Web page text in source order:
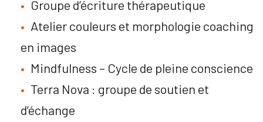
Groupe d’écriture thérapeutique
Atelier couleurs et morphologie coaching
en images
Mindfulness – Cycle de pleine conscience
Terra Nova : groupe de soutien et
d’échange